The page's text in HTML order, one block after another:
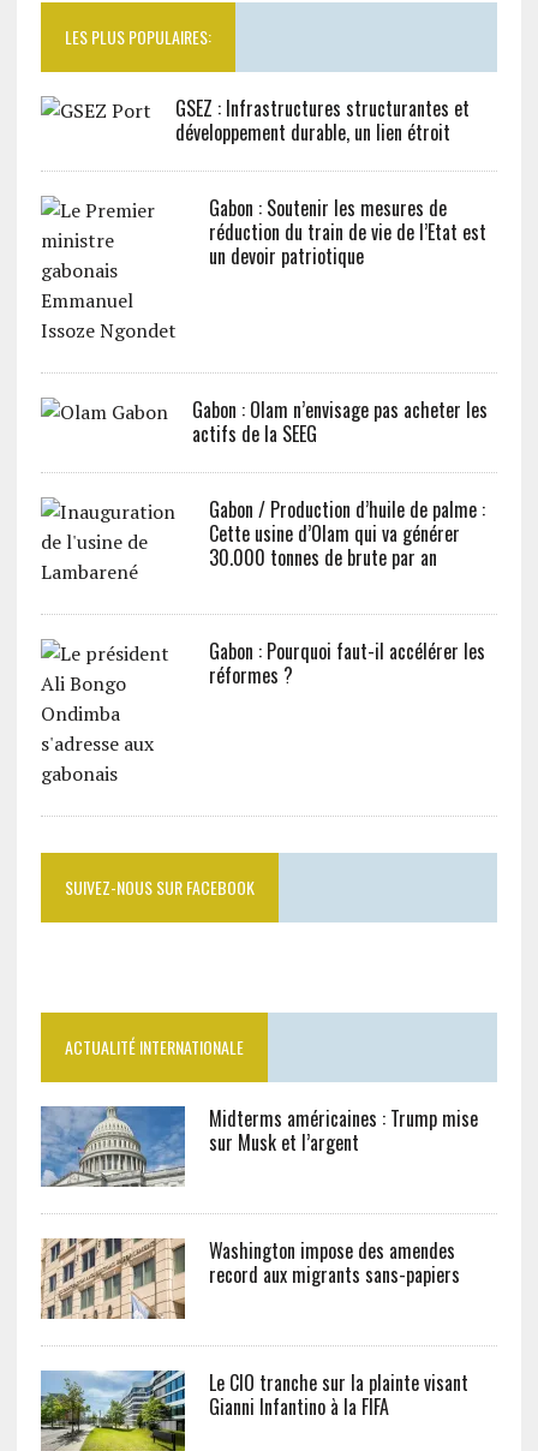
LES PLUS POPULAIRES:
GSEZ : Infrastructures structurantes et
développement durable, un lien étroit
Gabon : Soutenir les mesures de
réduction du train de vie de l’Etat est
un devoir patriotique
Gabon : Olam n’envisage pas acheter les
actifs de la SEEG
Gabon / Production d’huile de palme :
Cette usine d’Olam qui va générer
30.000 tonnes de brute par an
Gabon : Pourquoi faut-il accélérer les
réformes ?
SUIVEZ-NOUS SUR FACEBOOK
ACTUALITÉ INTERNATIONALE
Midterms américaines : Trump mise
sur Musk et l’argent
Washington impose des amendes
record aux migrants sans-papiers
Le CIO tranche sur la plainte visant
Gianni Infantino à la FIFA